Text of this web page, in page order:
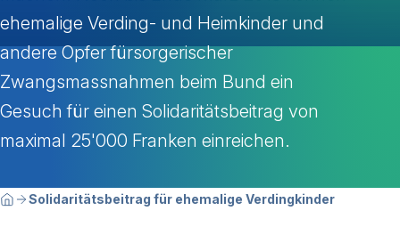
ehemalige Verding- und Heimkinder und
andere Opfer fürsorgerischer
Zwangsmassnahmen beim Bund ein
Gesuch für einen Solidaritätsbeitrag von
maximal 25'000 Franken einreichen.
Breadcrumbnavigation
Sie befinden sich hier:
HomeSolidaritätsbeitrag für ehemalige Verdingkinder